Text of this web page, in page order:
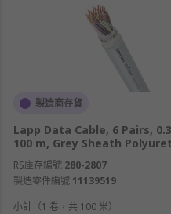
製造商存貨
Lapp Data Cable, 6 Pairs,
100 m, Grey Sheath
RS庫存編號 280-2807
製造零件編號 11139519
小計（1 卷，共 100 米）